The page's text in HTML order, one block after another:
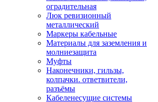
оградительная
Люк ревизионный
металлический
Маркеры кабельные
Материалы для заземления и
молниезащита
Муфты
Наконечники, гильзы,
колпачки. ответвители,
разъёмы
Кабеленесущие системы